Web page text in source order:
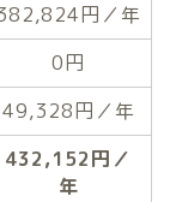
円／年
0円
49,328円／年
432,152円／
年